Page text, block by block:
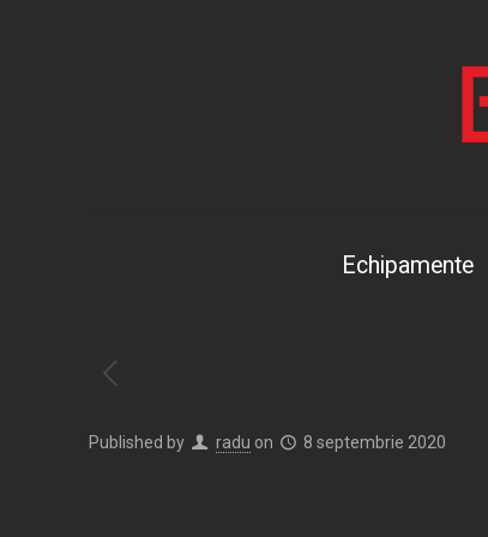
Echipamente
Published by radu on 8 septembrie 2020